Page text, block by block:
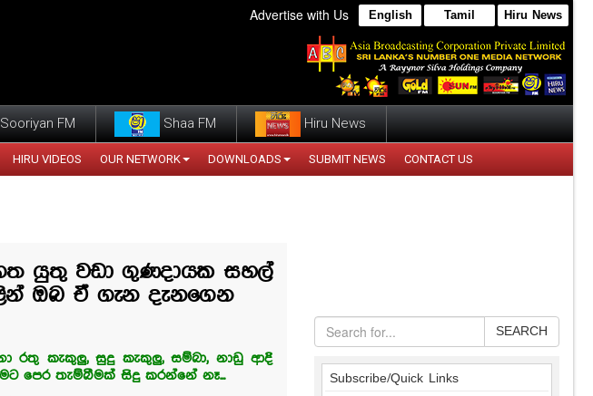
Advertise with Us English Tamil Hiru News
Sooriyan FM Shaa FM Hiru News
HIRU VIDEOS OUR NETWORK DOWNLOADS SUBMIT NEWS CONTACT US
යුතු වඩා ගුණදායක සහල්
ඔබ ඒ ගැන දැනගෙන
රතු කැකුලු, සුදු කැකුලු, සම්බා, නාඩු ආදි
පෙර තැම්බීමක් සිදු කරන්නේ නෑ...
SEARCH
Subscribe/Quick Links